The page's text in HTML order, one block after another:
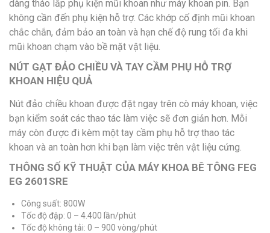
dàng tháo lắp phụ kiện mũi khoan như máy khoan pin. Bạn
không cần đến phụ kiện hỗ trợ. Các khớp cố định mũi khoan
chắc chắn, đảm bảo an toàn và hạn chế độ rung tối đa khi
mũi khoan chạm vào bề mặt vật liệu.
NÚT GẠT ĐẢO CHIỀU VÀ TAY CẦM PHỤ HỖ TRỢ
KHOAN HIỆU QUẢ
Nút đảo chiều khoan được đặt ngay trên cò máy khoan, việc
bạn kiểm soát các thao tác làm việc sẽ đơn giản hơn. Mỗi
máy còn được đi kèm một tay cầm phụ hỗ trợ thao tác
khoan và an toàn hơn khi bạn làm việc trên vật liệu cứng.
THÔNG SỐ KỸ THUẬT CỦA MÁY KHOA BÊ TÔNG FEG
EG 2601SRE
Công suất: 800W
Tốc độ đập: 0 – 4.400 lần/phút
Tốc độ không tải: 0 – 900 vòng/phút